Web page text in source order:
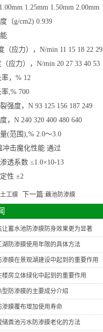
1.25mm 1.50mm 2.00mm
（g/cm2) 0.939
能
应力），N/min 11 15 18 22 29
应力），N/min 20 27 33 40 53
，% 12
,% 700
强度，N 93 125 156 187 249
，N 240 320 400 480 640
(范围),% 2.0～3.0
击魔化性能 通过
透系数 ≤1.0×10-13
性 ±2
工膜 下一篇:藕池防渗膜
让蓄水池防渗膜防身效果更为显著
湖防渗膜使用年限的具体方法
渗膜在景观湖建设中起到的重要作用
楼房立体绿化中起到的重要作用
型防渗膜的主要成分介绍
渗膜覆布增加使用寿命
储粪池污水防渗膜老化的方法